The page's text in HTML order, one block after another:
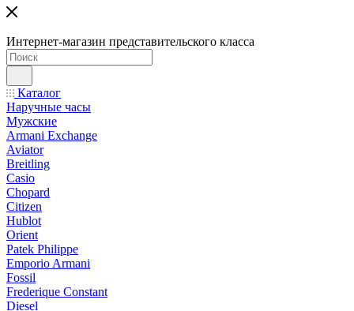
Интернет-магазин представительского класса
Каталог
Наручные часы
Мужские
Armani Exchange
Aviator
Breitling
Casio
Chopard
Citizen
Hublot
Orient
Patek Philippe
Emporio Armani
Fossil
Frederique Constant
Diesel